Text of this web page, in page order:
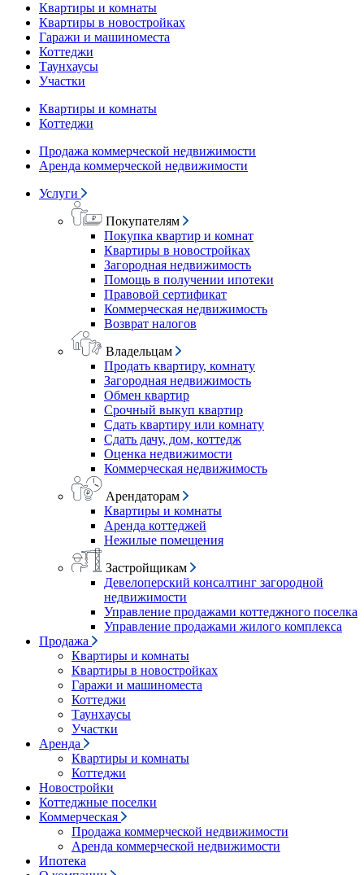
Квартиры и комнаты
Квартиры в новостройках
Гаражи и машиноместа
Коттеджи
Таунхаусы
Участки
Квартиры и комнаты
Коттеджи
Продажа коммерческой недвижимости
Аренда коммерческой недвижимости
Услуги
Покупателям
Покупка квартир и комнат
Квартиры в новостройках
Загородная недвижимость
Помощь в получении ипотеки
Правовой сертификат
Коммерческая недвижимость
Возврат налогов
Владельцам
Продать квартиру, комнату
Загородная недвижимость
Обмен квартир
Срочный выкуп квартир
Сдать квартиру или комнату
Сдать дачу, дом, коттедж
Оценка недвижимости
Коммерческая недвижимость
Арендаторам
Квартиры и комнаты
Аренда коттеджей
Нежилые помещения
Застройщикам
Девелоперский консалтинг загородной
недвижимости
Управление продажами коттеджного поселка
Управление продажами жилого комплекса
Продажа
Квартиры и комнаты
Квартиры в новостройках
Гаражи и машиноместа
Коттеджи
Таунхаусы
Участки
Аренда
Квартиры и комнаты
Коттеджи
Новостройки
Коттеджные поселки
Коммерческая
Продажа коммерческой недвижимости
Аренда коммерческой недвижимости
Ипотека